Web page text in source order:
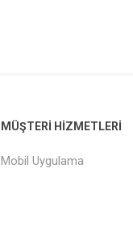
MÜŞTERI HIZMETLERI
Mobil Uygulama